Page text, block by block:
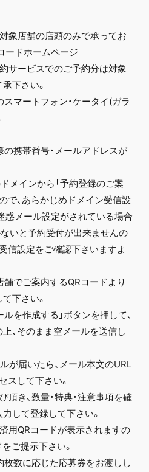
象店舗の店頭のみで承ってお
ードホームページ
サービスでのご予約分は対象
下さい。
マートフォン・ケータイ(ガラ
携帯番号・メールアドレスが
メインから「予約登録のご案
で、あらかじめドメイン受信設
惑メール設定がされている場合
いと予約受付が出来ませんの
信設定をご確認下さいますよ
舗でご案内するQRコードより
下さい。
を作成する」ボタンを押して、
、そのまま空メールを送信し
が届いたら、メール本文のURL
スして下さい。
き、数量・特典・注意事項を確
して登録して下さい。
用QRコードが表示されますの
ご提示下さい。
枚数に応じた応募券をお渡しし